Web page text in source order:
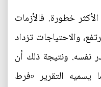
خطورة. فالأزمات
والاحتياجات تزداد
نفسه. ونتيجة ذلك أن
يسميه التقرير «فرط